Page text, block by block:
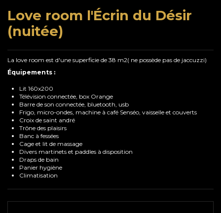
Love room l'Écrin du Désir
(nuitée)
La love room est d'une superficie de 38 m2( ne possède pas de jaccuzzi)
Équipements :
Lit 160x200
Télévision connectée, box Orange
Barre de son connectée, bluetooth, usb
Frigo, micro-ondes, machine à café Senséo, vaisselle et couverts
Croix de saint andré
Trône des plaisirs
Banc à fessées
Cage et lit de massage
Divers martinets et paddles à disposition
Draps de bain
Panier hygiène
Climatisation